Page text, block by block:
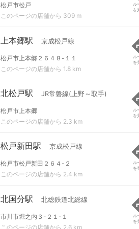
松戸市松戸
このページの店舗から 309 m
ル
を
上本郷駅 京成松戸線
松戸市上本郷２６４８-１１
このページの店舗から 1.8 km
ル
を
北松戸駅 JR常磐線(上野～取手)
松戸市上本郷
このページの店舗から 2.3 km
ル
を
松戸新田駅 京成松戸線
松戸市松戸新田２６４-２
このページの店舗から 2.4 km
ル
を
北国分駅 北総鉄道北総線
市川市堀之内３-２１-１
このページの店舗から 2.6 km
ル
を